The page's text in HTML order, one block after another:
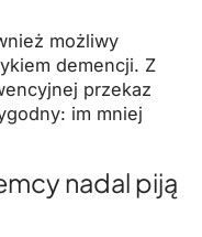
możliwy
demencji. Z
przekaz
im mniej
nadal piją